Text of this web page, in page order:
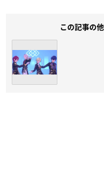
この記事の